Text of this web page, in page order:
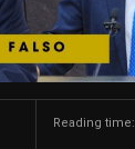
Reading time: